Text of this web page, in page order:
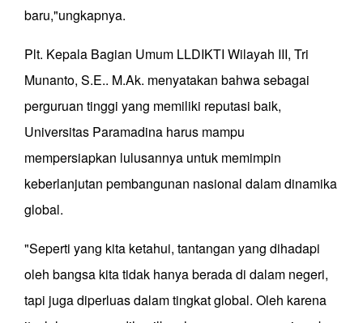
baru,"ungkapnya.
Plt. Kepala Bagian Umum LLDIKTI Wilayah III, Tri
Munanto, S.E.. M.Ak. menyatakan bahwa sebagai
perguruan tinggi yang memiliki reputasi baik,
Universitas Paramadina harus mampu
mempersiapkan lulusannya untuk memimpin
keberlanjutan pembangunan nasional dalam dinamika
global.
"Seperti yang kita ketahui, tantangan yang dihadapi
oleh bangsa kita tidak hanya berada di dalam negeri,
tapi juga diperluas dalam tingkat global. Oleh karena